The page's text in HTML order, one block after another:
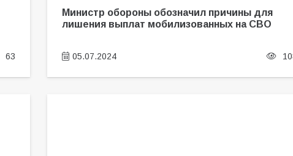
63
Министр обороны обозначил причины для
лишения выплат мобилизованных на СВО
05.07.2024